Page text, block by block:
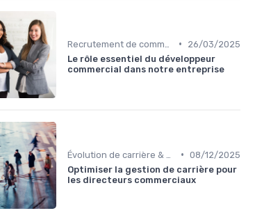
•
26/03/2025
Le rôle essentiel du développeur
commercial dans notre entreprise
• 08/12/2025
Optimiser la gestion de carrière pour
les directeurs commerciaux